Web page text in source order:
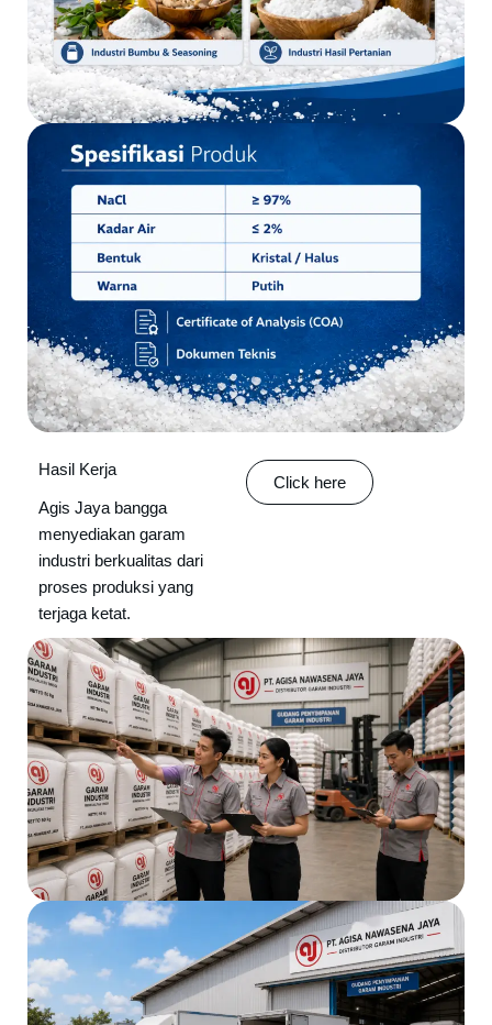
Hasil Kerja
Agis Jaya bangga
menyediakan garam
industri berkualitas dari
proses produksi yang
terjaga ketat.
Click here